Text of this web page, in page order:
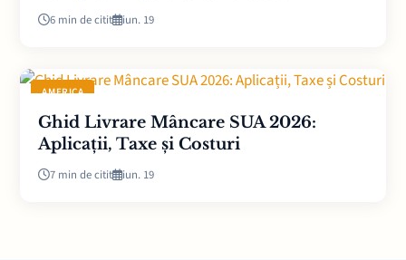
6 min de citit iun. 19
AMERICA
Ghid Livrare Mâncare SUA 2026:
Aplicații, Taxe și Costuri
7 min de citit iun. 19